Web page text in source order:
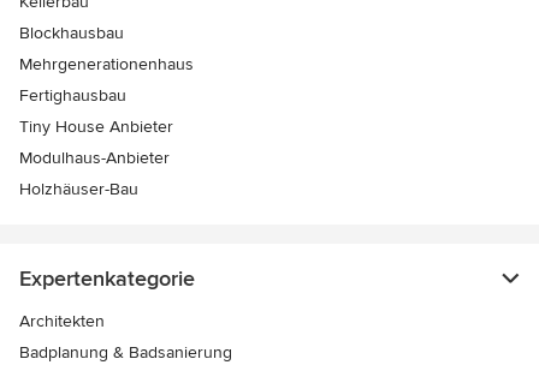
Blockhausbau
Mehrgenerationenhaus
Fertighausbau
Tiny House Anbieter
Modulhaus-Anbieter
Holzhäuser-Bau
Expertenkategorie
Architekten
Badplanung & Badsanierung